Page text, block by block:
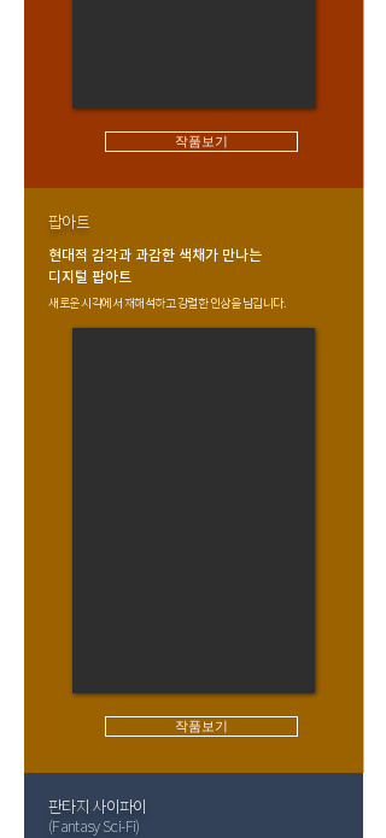
작품보기
팝아트
현대적 감각과 과감한 색채가 만나는
디지털 팝아트
새로운 시각에서 재해석하고 강렬한 인상을 남깁니다.
작품보기
판타지 사이파이
(Fantasy Sci-Fi)